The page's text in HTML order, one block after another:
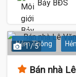
Bảy BĐS
Hẻm Thông
1 / 5
Bán nhà